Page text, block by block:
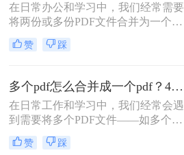
在日常办公和学习中，我们经常需要
将两份或多份PDF文件合并为一个，
以便于查阅、分享和存储。那么两份
pdf怎么合并在一起呢？本文将介绍四
您轻松完成PDF合并任务。
赞 踩
多个pdf怎么合并成一个pdf？4种合并pdf方法详解！
在日常工作和学习中，我们经常会遇
到需要将多个PDF文件——如多个章
节的电子书、一系列扫描件、不同来
源的报告或发票——整合为一个单一
赞 踩